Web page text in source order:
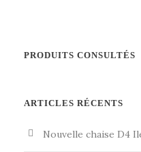
PRODUITS CONSULTÉS
ARTICLES RÉCENTS
Nouvelle chaise D4